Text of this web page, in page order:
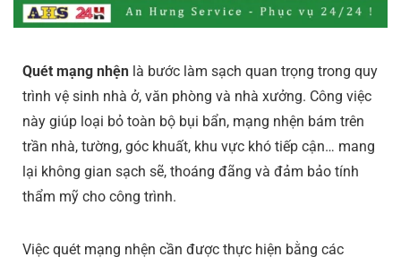
Quét mạng nhện là bước làm sạch quan trọng trong quy
trình vệ sinh nhà ở, văn phòng và nhà xưởng. Công việc
này giúp loại bỏ toàn bộ bụi bẩn, mạng nhện bám trên
trần nhà, tường, góc khuất, khu vực khó tiếp cận… mang
lại không gian sạch sẽ, thoáng đãng và đảm bảo tính
thẩm mỹ cho công trình.
Việc quét mạng nhện cần được thực hiện bằng các